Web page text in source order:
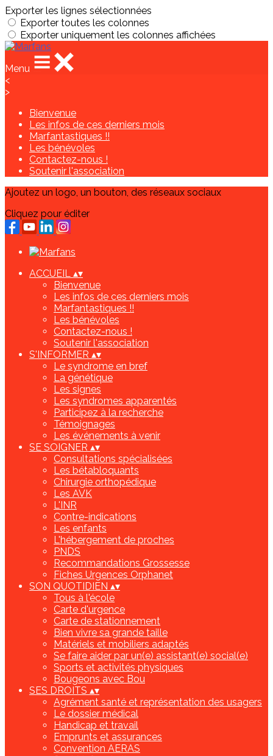
Exporter les lignes sélectionnées
Exporter toutes les colonnes
Exporter uniquement les colonnes affichées
Menu
<
>
Bienvenue
Les infos de ces derniers mois
Marfantastiques !!
Les bénévoles
Contactez-nous !
Soutenir l'association
Ajoutez un logo, un bouton, des réseaux sociaux
Cliquez pour éditer
ACCUEIL ▴▾
Bienvenue
Les infos de ces derniers mois
Marfantastiques !!
Les bénévoles
Contactez-nous !
Soutenir l'association
S'INFORMER ▴▾
Le syndrome en bref
La génétique
Les signes
Les syndromes apparentés
Participez à la recherche
Témoignages
Les événements à venir
SE SOIGNER ▴▾
Consultations spécialisées
Les bétabloquants
Chirurgie orthopédique
Les AVK
L'INR
Contre-indications
Les enfants
L'hébergement de proches
PNDS
Recommandations Grossesse
Fiches Urgences Orphanet
SON QUOTIDIEN ▴▾
Tous à l'école
Carte d'urgence
Carte de stationnement
Bien vivre sa grande taille
Matériels et mobiliers adaptés
Se faire aider par un(e) assistant(e) social(e)
Sports et activités physiques
Bougeons avec Bou
SES DROITS ▴▾
Agrément santé et représentation des usagers
Le dossier médical
Handicap et travail
Emprunts et assurances
Convention AERAS